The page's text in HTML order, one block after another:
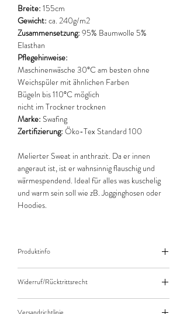
Breite: 155cm
Gewicht: ca. 240g/m2
Zusammensetzung: 95% Baumwolle 5%
Elasthan
Pflegehinweise:
Maschinenwäsche 30°C am besten ohne
Weichspüler mit ähnlichen Farben
Bügeln bis 110°C möglich
nicht im Trockner trocknen
Marke: Swafing
Zertifizierung: Öko-Tex Standard 100
Melierter Sweat in anthrazit. Da er innen
angeraut ist, ist er wahnsinnig flauschig und
wärmespendend. Ideal für alles was kuschelig
und warm sein soll wie zB. Jogginghosen oder
Hoodies.
Produktinfo
10cm (0,1m) Länge des Stoffes.
Bei einer Bestellung von zB. 50cm (0,5m)
daher bitte Anzahl 5 eingeben.
Widerruf/Rücktrittsrecht